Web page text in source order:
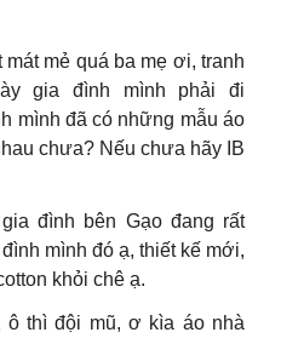
mẻ quá ba mẹ ơi, tranh
gia đình mình phải đi
mình đã có những mẫu áo
chưa? Nếu chưa hãy IB
đình bên Gạo đang rất
mình đó ạ, thiết kế mới,
khỏi chê ạ.
ô thì đội mũ, ơ kìa áo nhà